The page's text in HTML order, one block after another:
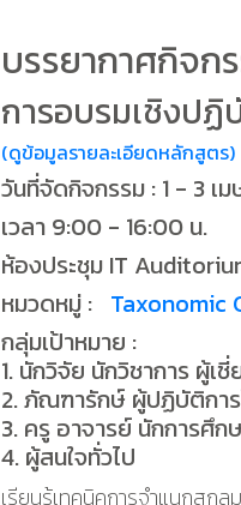
บรรยากาศกิจก
การอบรมเชิงป
(ดูข้อมูลรายละเอียดหลักสูตร)
วันที่จัดกิจกรรม : 1 - 3 เ
เวลา 9:00 - 16:00 น.
ห้องประชุม IT
หมวดหมู่ : Taxonomic
กลุ่มเป้าหมาย :
1. นักวิจัย นักวิชาการ ผู้เ
2. ภัณฑารักษ์ ผู้ปฏิบัติก
3. ครู อาจารย์ นักการศึก
4. ผู้สนใจทั่วไป
เรียนรู้เทคนิคการจำแนกสกุ